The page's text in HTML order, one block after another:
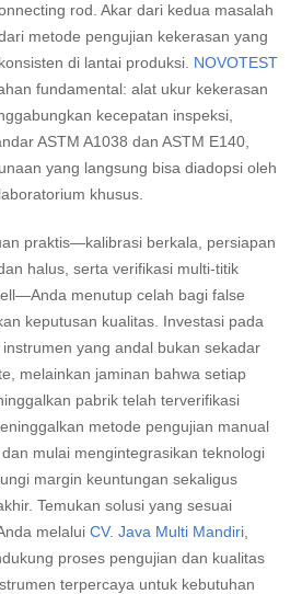
rod. Akar dari kedua masalah
metode pengujian kekerasan yang
di lantai produksi. NOVOTEST
fundamental: alat ukur kekerasan
kecepatan inspeksi,
ASTM A1038 dan ASTM E140,
yang langsung bisa diadopsi oleh
khusus.
praktis—kalibrasi berkala, persiapan
halus, serta verifikasi multi-titik
menutup celah bagi false
keputusan kualitas. Investasi pada
yang andal bukan sekadar
melainkan jaminan bahwa setiap
pabrik telah terverifikasi
metode pengujian manual
mulai mengintegrasikan teknologi
margin keuntungan sekaligus
Temukan solusi yang sesuai
melalui CV. Java Multi Mandiri
proses pengujian dan kualitas
terpercaya untuk kebutuhan